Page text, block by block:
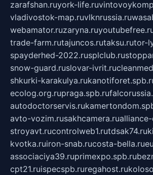
zarafshan.ruyork-life.ru
vladivostok-map.ruvlknrussia.ru
webamator.ruzaryna.ru
trade-farm.rutajuncos.rutaksu.rutor-
spayderhed-2022.rusplclub.ru
snow-guard.ruslovar-ivrit.ru
shkurki-karakulya.ru
ecolog.org.rupraga.spb.ru
autodoctorservis.ru
avto-vozim.rusakhcamera.ru
stroyavt.rucontrolweb1.rutdsak74.ru
kvotka.ruiron-snab.rucosta-bella.ru
associaciya39.ruprimexpo.spb.ru
cpt21.ruispecspb.ruregahost.ru